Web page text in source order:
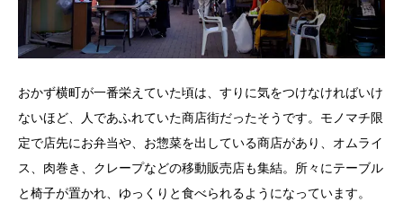
おかず横町が一番栄えていた頃は、すりに気をつけなければいけ
ないほど、人であふれていた商店街だったそうです。モノマチ限
定で店先にお弁当や、お惣菜を出している商店があり、オムライ
ス、肉巻き、クレープなどの移動販売店も集結。所々にテーブル
と椅子が置かれ、ゆっくりと食べられるようになっています。